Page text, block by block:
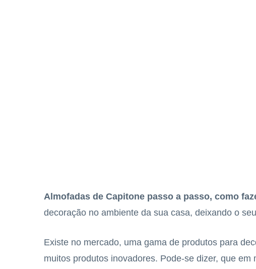
Almofadas de Capitone passo a passo, como
decoração no ambiente da sua casa, deixando o
Existe no mercado, uma gama de produtos para
muitos produtos inovadores. Pode-se dizer, que